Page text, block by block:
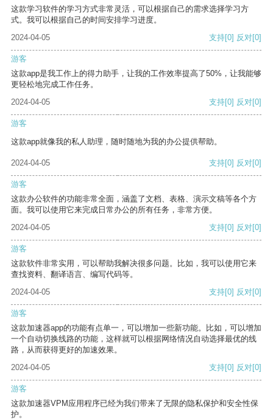
这款学习软件的学习方式非常灵活，可以根据自己的需求选择学习方
式。我可以根据自己的时间安排学习进度。
2024-04-05
支持[0] 反对[0]
游客
这款app是我工作上的得力助手，让我的工作效率提高了50%，让我能够
更轻松地完成工作任务。
2024-04-05
支持[0] 反对[0]
游客
这款app就像我的私人助理，随时随地为我的办公提供帮助。
2024-04-05 支持[0] 反对[0]
游客
这款办公软件的功能非常全面，涵盖了文档、表格、演示文稿等各个方
面。我可以使用它来完成日常办公的所有任务，非常方便。
2024-04-05
支持[0] 反对[0]
游客
这款软件非常实用，可以帮助我解决很多问题。比如，我可以使用它来
查找资料、翻译语言、编写代码等。
2024-04-05
支持[0] 反对[0]
游客
这款加速器app的功能有点单一，可以增加一些新功能。比如，可以增加
一个自动切换线路的功能，这样就可以根据网络情况自动选择最优的线
路，从而获得更好的加速效果。
2024-04-05
支持[0] 反对[0]
游客
这款加速器VPM应用程序已经为我们带来了无限的隐私保护和安全性保
护。